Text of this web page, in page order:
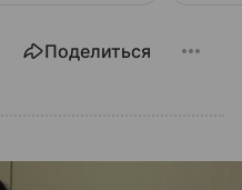
Поделиться